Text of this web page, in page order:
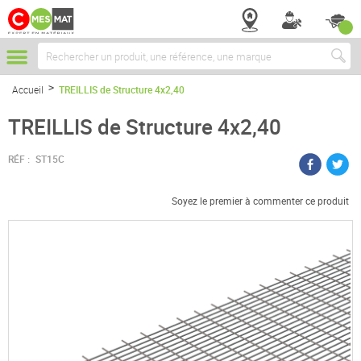
Chercher
Accueil TREILLIS de Structure 4x2,40
TREILLIS de Structure 4x2,40
RÉF : ST15C
Soyez le premier à commenter ce produit
Passer